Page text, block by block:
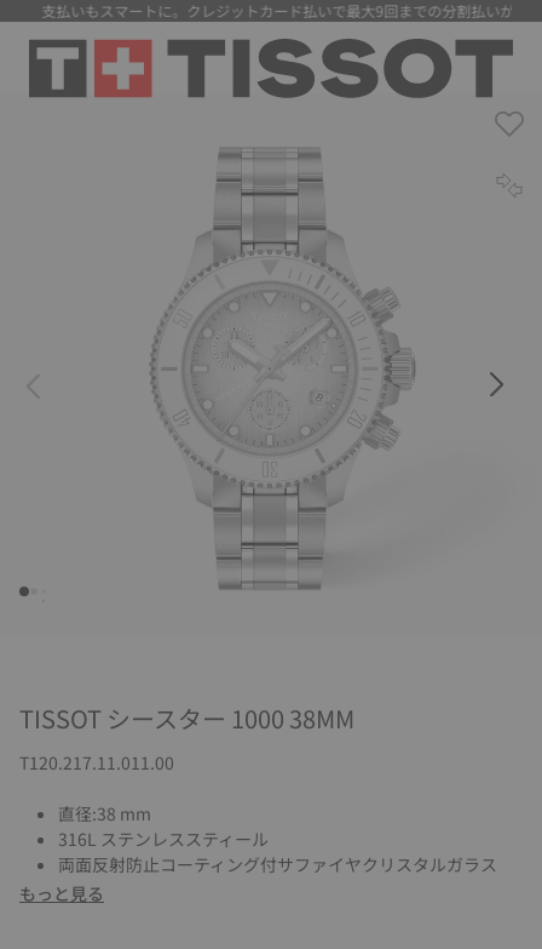
支払いもスマートに。クレジットカード払いで最大9回までの分割払いが可能
TISSOT シースター 1000 38MM
T120.217.11.011.00
直径:38 mm
316L ステンレススティール
両面反射防止コーティング付サファイヤクリスタルガラス
もっと見る